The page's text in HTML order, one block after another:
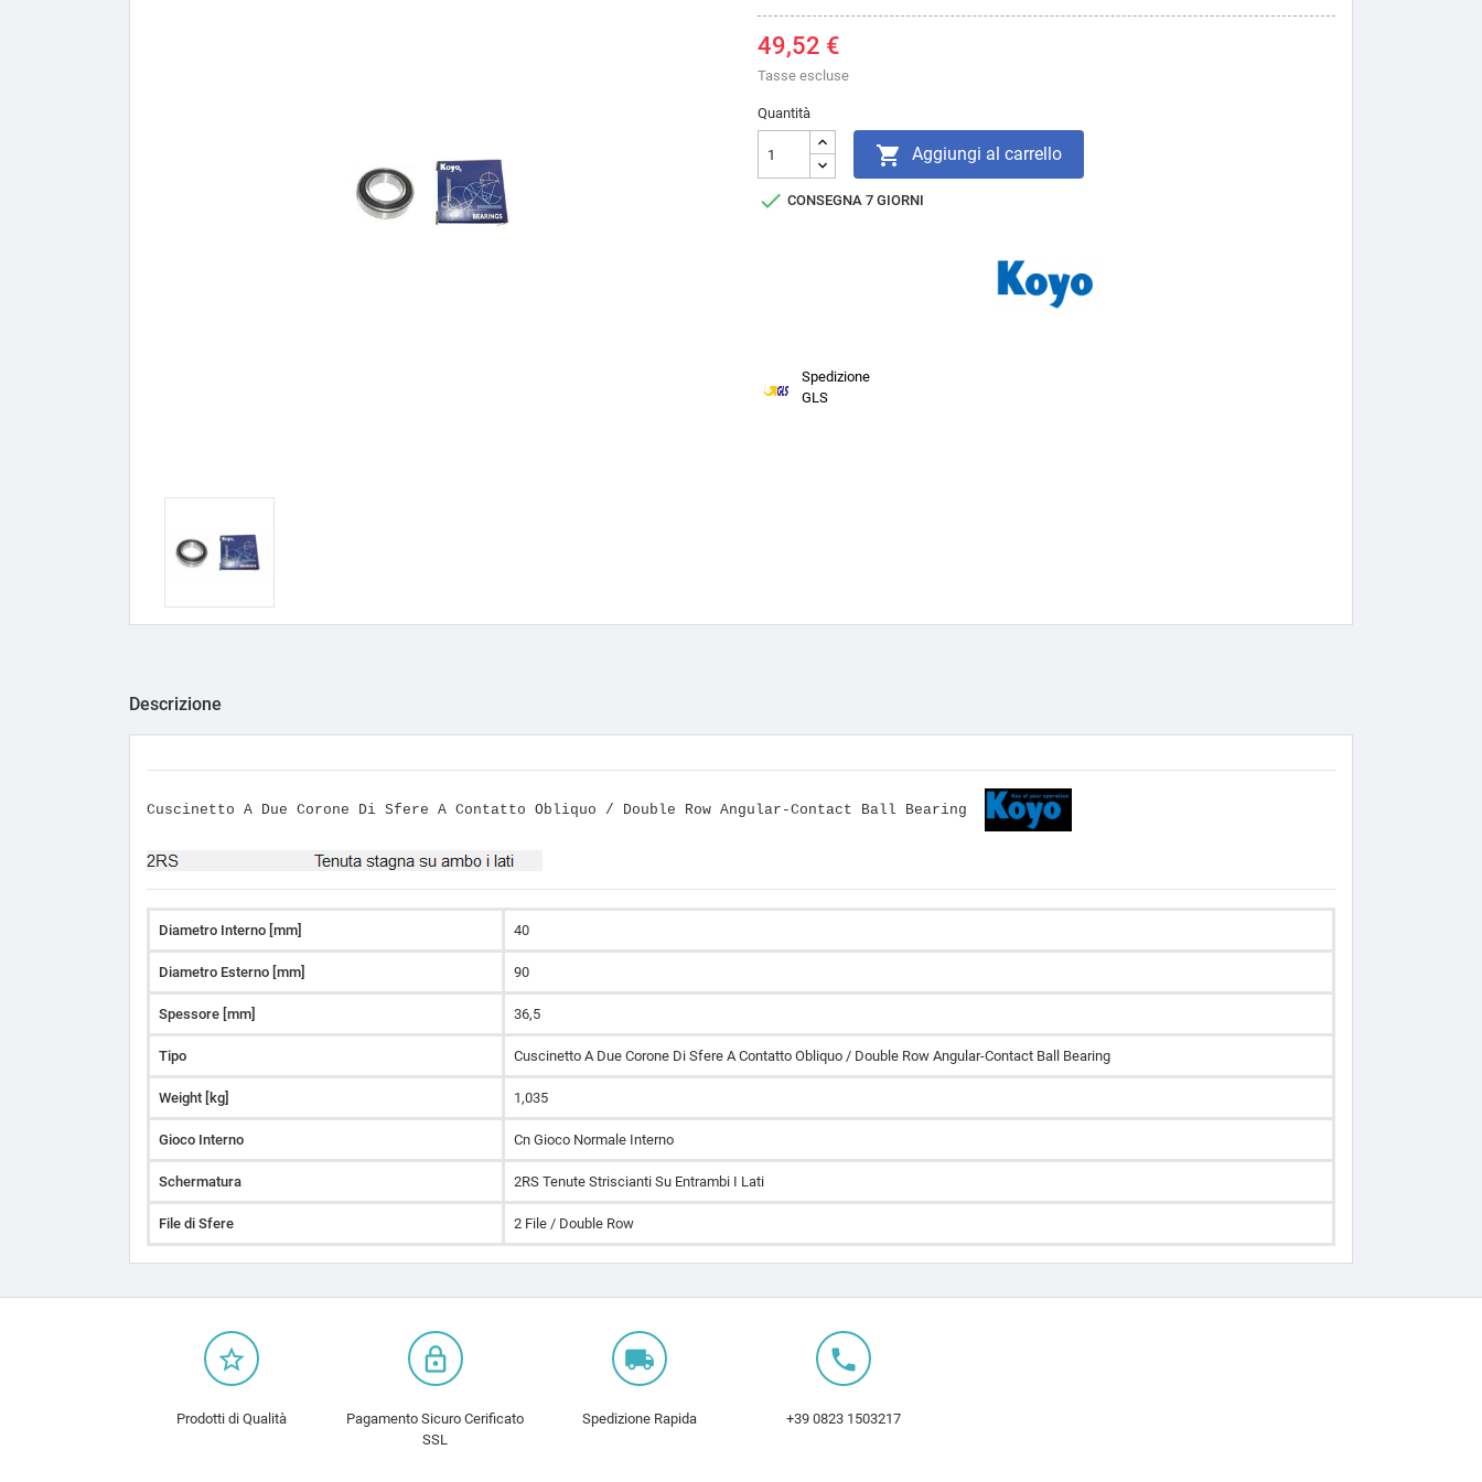
49,52 €
Tasse escluse
Quantità
 Aggiungi al carrello
 CONSEGNA 7 GIORNI
Spedizione
GLS
Descrizione
Cuscinetto A Due Corone Di Sfere A Contatto Obliquo / Double Row Angular-Contact Ball Bearing
Diametro Interno [mm] 40
Diametro Esterno [mm] 90
Spessore [mm] 36,5
Tipo Cuscinetto A Due Corone Di Sfere A Contatto Obliquo / Double Row Angular-Contact Ball Bearing
Weight [kg] 1,035
Gioco Interno Cn Gioco Normale Interno
Schermatura 2RS Tenute Striscianti Su Entrambi I Lati
File di Sfere 2 File / Double Row
star_border
Prodotti di Qualità
lock_outline
Pagamento Sicuro Cerificato
SSL
local_shipping
Spedizione Rapida
local_phone
+39 0823 1503217